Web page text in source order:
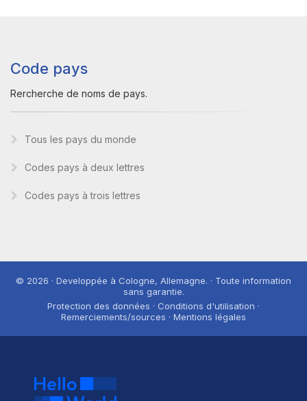
Code pays
Rercherche de noms de pays.
Tous les pays du monde
Codes pays à deux lettres
Codes pays à trois lettres
© 2026 · Developpée à Cologne, Allemagne. · Toute information
sans garantie.
Protection des données · Conditions d'utilisation ·
Remerciements/sources · Mentions légales